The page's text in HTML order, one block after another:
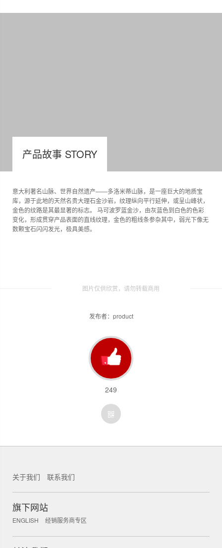
产品故事 STORY
意大利著名山脉、世界自然遗产——多洛米蒂山脉，是一座巨大的地质宝
库，源于此地的天然名贵大理石金沙岩，纹理纵向平行延伸，或呈山峰状，
金色的纹路是其最显著的标志。 马可波罗蓝金沙，由灰蓝色到白色的色彩
变化，形成贯穿产品表面的直线纹理，金色的粗线条参杂其中，弱光下像无
数颗宝石闪闪发光，极具美感。
图片仅供欣赏，请勿转载商用
发布者：product
249
关于我们 联系我们
旗下网站
ENGLISH 经销服务商专区